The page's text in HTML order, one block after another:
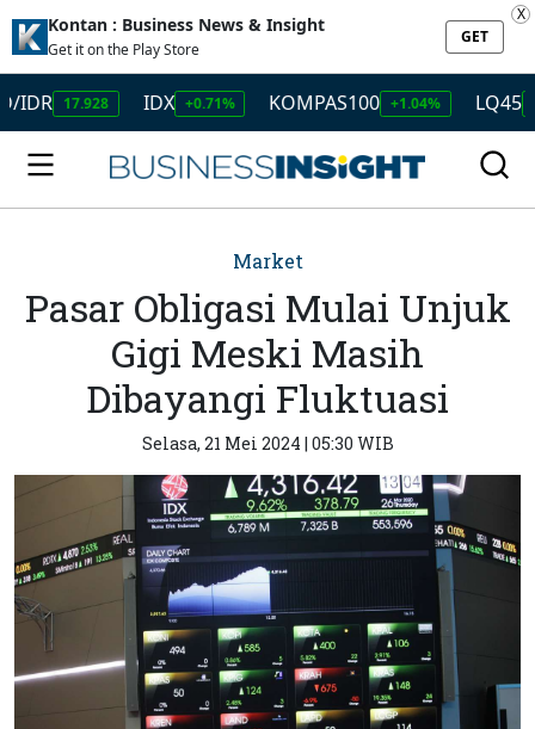
Kontan : Business News & Insight
Get it on the Play Store
GET
X
17.928 IDX +0.71% KOMPAS100 +1.04% LQ45 +1.11%
Market
Pasar Obligasi Mulai Unjuk
Gigi Meski Masih
Dibayangi Fluktuasi
Selasa, 21 Mei 2024 | 05:30 WIB